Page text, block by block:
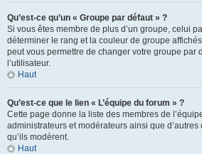
Qu’est-ce qu’un « Groupe par défaut » ?
Si vous êtes membre de plus d’un groupe, celui
déterminer le rang et la couleur de groupe
peut vous permettre de changer votre groupe par
l’utilisateur.
Haut
Qu’est-ce que le lien « L’équipe du forum » ?
Cette page donne la liste des membres de
administrateurs et modérateurs ainsi que
qu’ils modèrent.
Haut